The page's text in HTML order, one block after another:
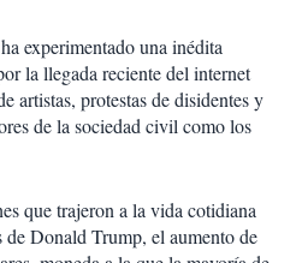
experimentado una inédita
la llegada reciente del internet
artistas, protestas de disidentes y
de la sociedad civil como los
que trajeron a la vida cotidiana
de Donald Trump, el aumento de